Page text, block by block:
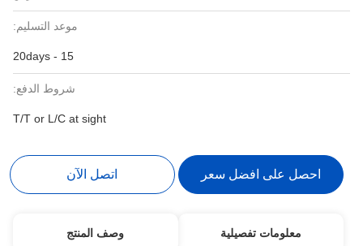
موعد التسليم:
15 - 20days
شروط الدفع:
T/T or L/C at sight
احصل على افضل سعر اتصل الآن
معلومات تفصيلية وصف المنتج